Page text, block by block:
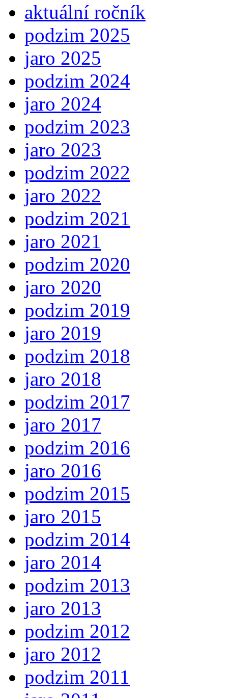
aktuální ročník
podzim 2025
jaro 2025
podzim 2024
jaro 2024
podzim 2023
jaro 2023
podzim 2022
jaro 2022
podzim 2021
jaro 2021
podzim 2020
jaro 2020
podzim 2019
jaro 2019
podzim 2018
jaro 2018
podzim 2017
jaro 2017
podzim 2016
jaro 2016
podzim 2015
jaro 2015
podzim 2014
jaro 2014
podzim 2013
jaro 2013
podzim 2012
jaro 2012
podzim 2011